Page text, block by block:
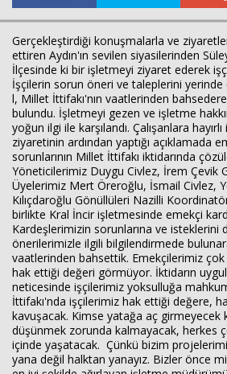
Gerçekleştirdiği konuşmalarla ve
ettiren Aydın'ın sevilen siyasilerinden
İlçesinde ki bir işletmeyi ziyaret ederek
İşçilerin sorun öneri ve taleplerini yerinde
l, Millet İttifakı'nın vaatlerinden
bulundu. İşletmeyi gezen ve işletme
yoğun ilgi ile karşılandı. Çalışanlara
ziyaretinin ardından yaptığı açıklamada
sorunlarının Millet İttifakı iktidarında
Yöneticilerimiz Duygu Civlez, İrem Çevik
Üyelerimiz Mert Öreroğlu, İsmail Civlez,
Kılıçdaroğlu Gönüllüleri Nazilli
birlikte Kral İncir işletmesinde emekçi
Kardeşlerimizin sorunlarına ve isteklerini
önerilerimizle ilgili bilgilendirmede
vaatlerinden bahsettik. Emekçilerimiz
hak ettiği değeri görmüyor. İktidarın
neticesinde işçilerimiz yoksulluğa
İttifakı'nda işçilerimiz hak ettiği değere,
kavuşacak. Kimse yatağa aç girmeyecek
düşünmek zorunda kalmayacak, herkes
içinde yaşatacak. Çünkü bizim
yana değil halktan yanayız. Bizler önce